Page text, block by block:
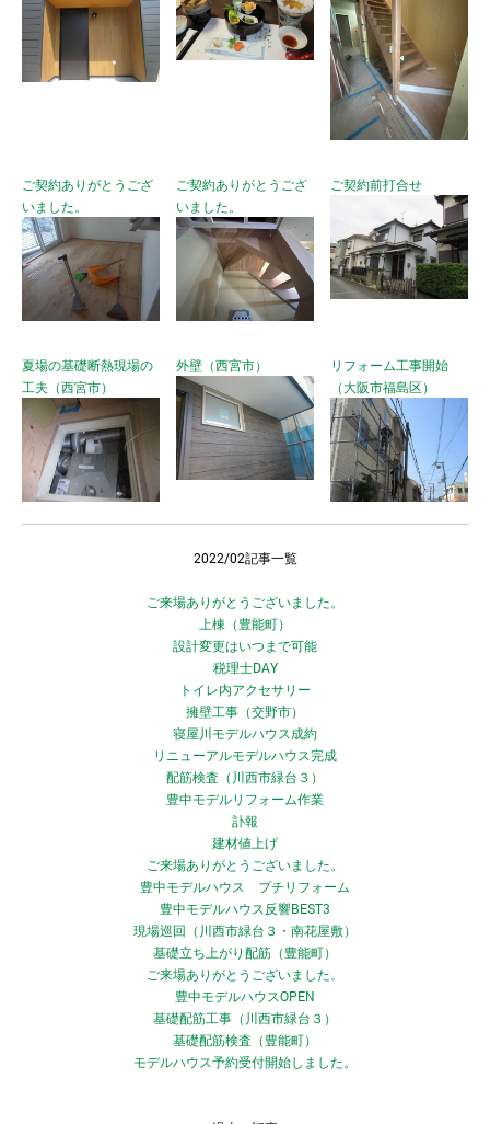
ご契約ありがとうござ
いました。
ご契約ありがとうござ
いました。
ご契約前打合せ
夏場の基礎断熱現場の
工夫（西宮市）
外壁（西宮市）
リフォーム工事開始
（大阪市福島区）
2022/02記事一覧
ご来場ありがとうございました。
上棟（豊能町）
設計変更はいつまで可能
税理士DAY
トイレ内アクセサリー
擁壁工事（交野市）
寝屋川モデルハウス成約
リニューアルモデルハウス完成
配筋検査（川西市緑台３）
豊中モデルリフォーム作業
訃報
建材値上げ
ご来場ありがとうございました。
豊中モデルハウス プチリフォーム
豊中モデルハウス反響BEST3
現場巡回（川西市緑台３・南花屋敷）
基礎立ち上がり配筋（豊能町）
ご来場ありがとうございました。
豊中モデルハウスOPEN
基礎配筋工事（川西市緑台３）
基礎配筋検査（豊能町）
モデルハウス予約受付開始しました。